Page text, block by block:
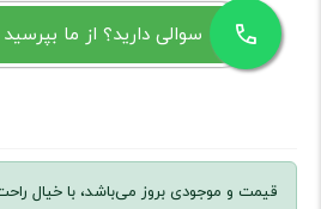
سوالی دارید؟ از ما بپرسید
قیمت و موجودی بروز می‌باشد، با خیال